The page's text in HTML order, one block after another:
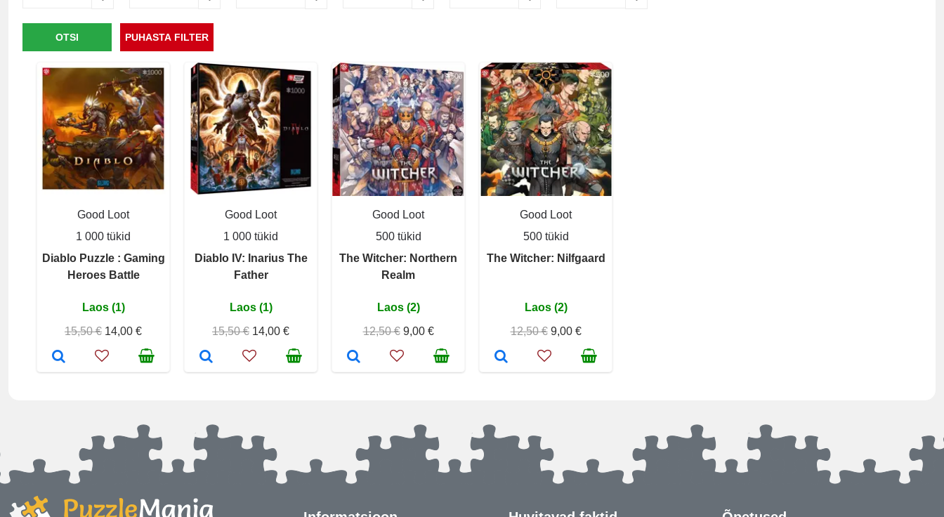
Good Loot
1 000 tükid
Diablo Puzzle : Gaming
Heroes Battle
Laos (1)
15,50 € 14,00 €
Good Loot
1 000 tükid
Diablo IV: Inarius The
Father
Laos (1)
15,50 € 14,00 €
Good Loot
500 tükid
The Witcher: Northern
Realm
Laos (2)
12,50 € 9,00 €
Good Loot
500 tükid
The Witcher: Nilfgaard
Laos (2)
12,50 € 9,00 €